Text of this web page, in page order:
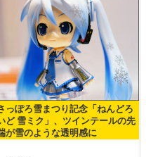
っぽろ雪まつり記念「ねんどろ
ど 雪ミク」、ツインテールの先
が雪のような透明感に